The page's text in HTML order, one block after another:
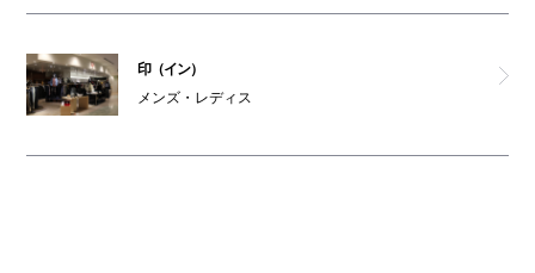
印（イン）
メンズ・レディス